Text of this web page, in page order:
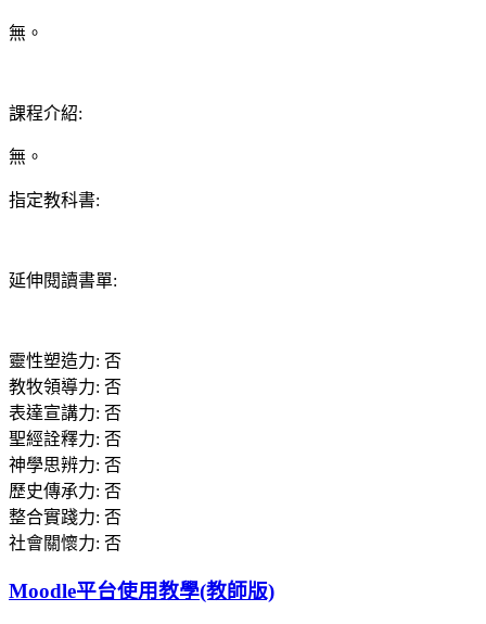
無。
課程介紹:
無。
指定教科書:
延伸閱讀書單:
靈性塑造力: 否
教牧領導力: 否
表達宣講力: 否
聖經詮釋力: 否
神學思辨力: 否
歷史傳承力: 否
整合實踐力: 否
社會關懷力: 否
Moodle平台使用教學(教師版)